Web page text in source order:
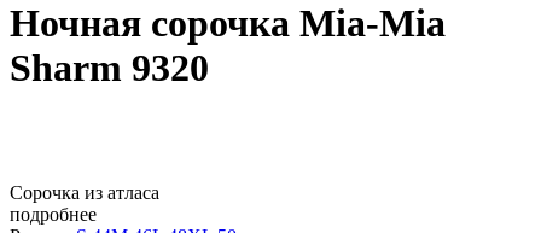
Ночная сорочка Mia-Mia
Sharm 9320
Сорочка из атласа
подробнее